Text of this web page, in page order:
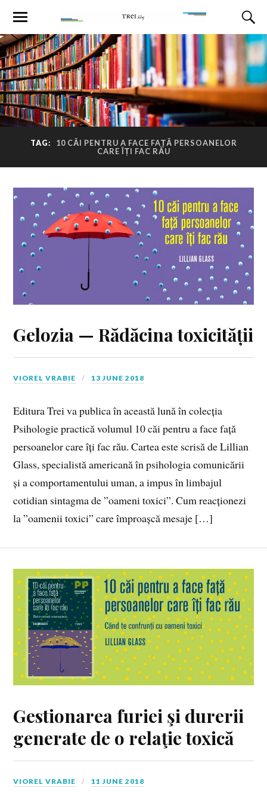
TAG:
10 CĂI PENTRU A FACE FAȚĂ PERSOANELOR
CARE ÎȚI FAC RĂU
Gelozia — Rădăcina toxicității
VIOREL VRABIE 13 JUNE 2018
Editura Trei va publica în această lună în colecția
Psihologie practică volumul 10 căi pentru a face față
persoanelor care îți fac rău. Cartea este scrisă de Lillian
Glass, specialistă americană în psihologia comunicării
și a comportamentului uman, a impus în limbajul
cotidian sintagma de ”oameni toxici”. Cum reacționezi
la ”oamenii toxici” care împroașcă mesaje […]
Gestionarea furiei şi durerii
generate de o relaţie toxică
VIOREL VRABIE 11 JUNE 2018